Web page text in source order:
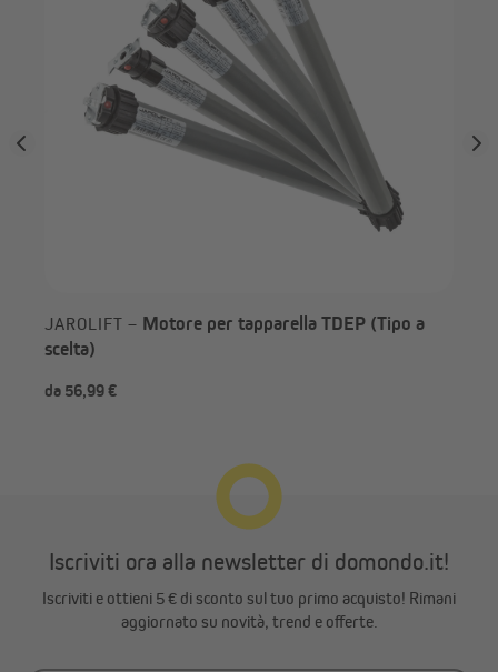
JAROLIFT – Motore per tapparella TDEP (Tipo a
scelta)
da 56,99 €
Iscriviti ora alla newsletter di domondo.it!
Iscriviti e ottieni 5 € di sconto sul tuo primo acquisto! Rimani
aggiornato su novità, trend e offerte.